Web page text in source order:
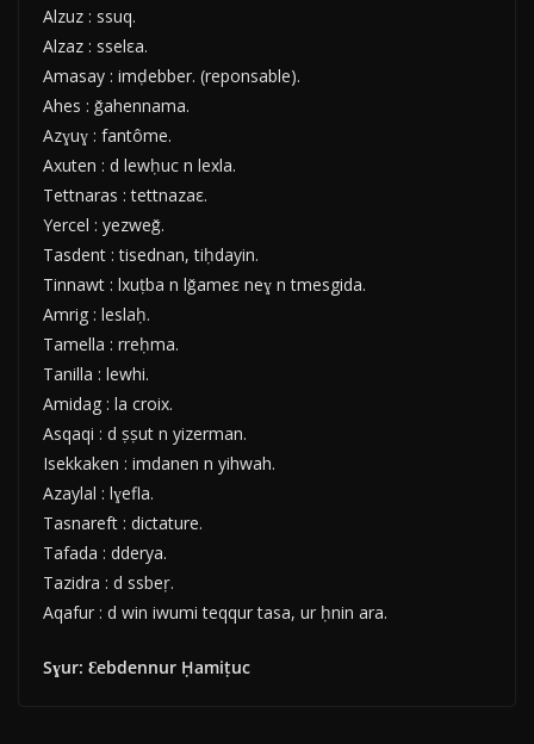
Alzuz : ssuq.
Alzaz : sselεa.
Amasay : imḍebber. (reponsable).
Ahes : ǧahennama.
Azɣuɣ : fantôme.
Axuten : d lewḥuc n lexla.
Tettnaras : tettnazaε.
Yercel : yezweǧ.
Tasdent : tisednan, tiḥdayin.
Tinnawt : lxuṭba n lǧameε neɣ n tmesgida.
Amrig : leslaḥ.
Tamella : rreḥma.
Tanilla : lewhi.
Amidag : la croix.
Asqaqi : d ṣṣut n yizerman.
Isekkaken : imdanen n yihwah.
Azaylal : lɣefla.
Tasnareft : dictature.
Tafada : dderya.
Tazidra : d ssbeṛ.
Aqafur : d win iwumi teqqur tasa, ur ḥnin ara.
Sɣur: Ɛebdennur Ḥamiṭuc